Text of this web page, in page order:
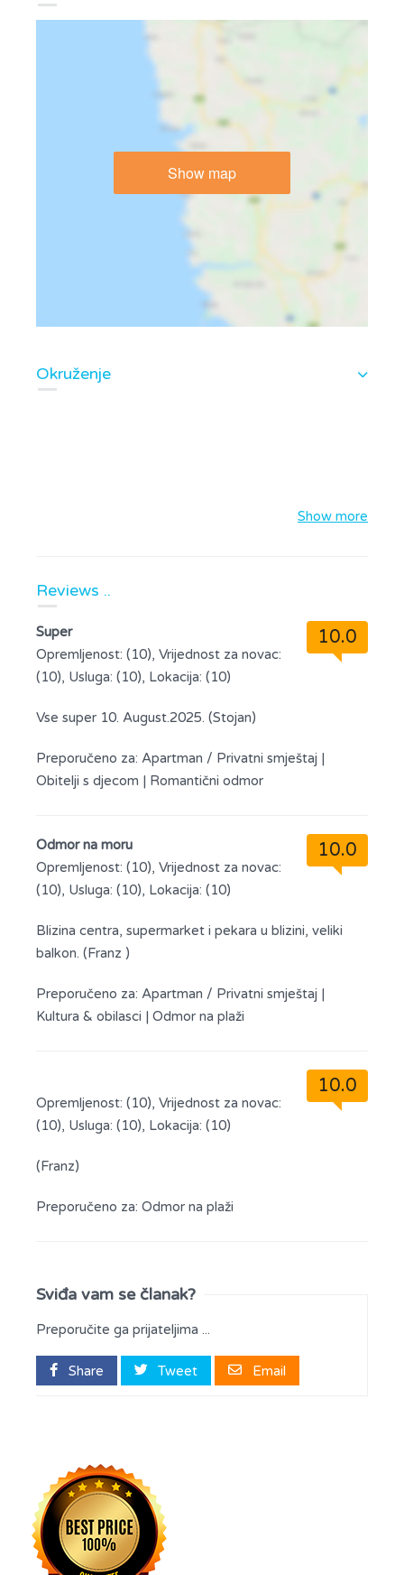
Show map
Okruženje
Show more
Reviews ..
10.0
Super
Opremljenost: (10), Vrijednost za novac:
(10), Usluga: (10), Lokacija: (10)
Vse super 10. August.2025. (Stojan)
Preporučeno za: Apartman / Privatni smještaj |
Obitelji s djecom | Romantični odmor
10.0
Odmor na moru
Opremljenost: (10), Vrijednost za novac:
(10), Usluga: (10), Lokacija: (10)
Blizina centra, supermarket i pekara u blizini, veliki
balkon. (Franz )
Preporučeno za: Apartman / Privatni smještaj |
Kultura & obilasci | Odmor na plaži
10.0
Opremljenost: (10), Vrijednost za novac:
(10), Usluga: (10), Lokacija: (10)
(Franz)
Preporučeno za: Odmor na plaži
Sviđa vam se članak?
Preporučite ga prijateljima ...
Share Tweet Email